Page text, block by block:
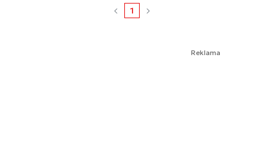
1
Reklama